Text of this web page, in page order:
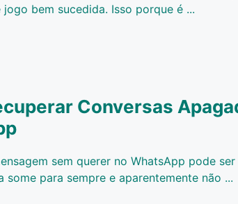
bem sucedida. Isso porque é ...
Conversas
sem querer no WhatsApp pode
some para sempre e aparentemente não ...